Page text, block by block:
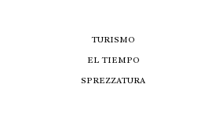
TURISMO
EL TIEMPO
SPREZZATURA